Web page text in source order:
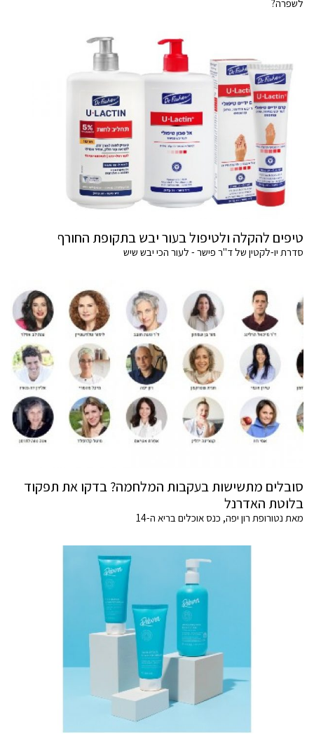
לשפרה?
טיפים להקלה ולטיפול בעור יבש בתקופת החורף
סדרת יו-לקטין של ד"ר פישר - לעור הכי יבש שיש
סובלים מתשישות בעקבות המלחמה? בדקו את תפקוד
בלוטת האדרנל
מאת נטורופת רון יפה, כנס אוכלים בריא ה-14